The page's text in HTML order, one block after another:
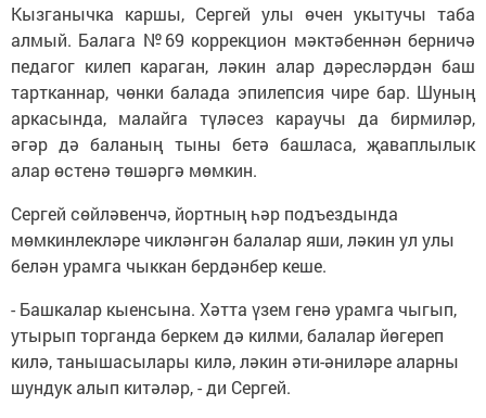
Кызганычка каршы, Сергей улы өчен укытучы таба
алмый. Балага №69 коррекцион мәктәбеннән берничә
педагог килеп караган, ләкин алар дәресләрдән баш
тартканнар, чөнки балада эпилепсия чире бар. Шуның
аркасында, малайга түләсез караучы да бирмиләр,
әгәр дә баланың тыны бетә башласа, җаваплылык
алар өстенә төшәргә мөмкин.
Сергей сөйләвенчә, йортның һәр подъездында
мөмкинлекләре чикләнгән балалар яши, ләкин ул улы
белән урамга чыккан бердәнбер кеше.
- Башкалар кыенсына. Хәтта үзем генә урамга чыгып,
утырып торганда беркем дә килми, балалар йөгереп
килә, танышасылары килә, ләкин әти-әниләре аларны
шундук алып китәләр, - ди Сергей.